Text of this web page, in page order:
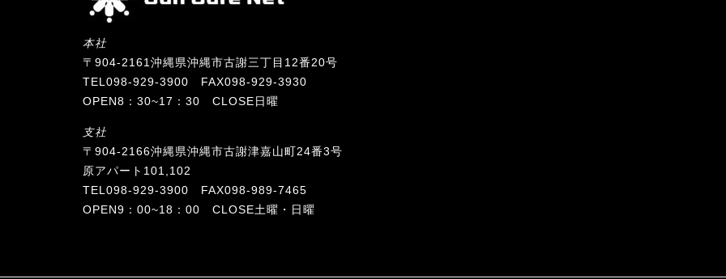
本社
〒904-2161沖縄県沖縄市古謝三丁目12番20号
TEL098-929-3900 FAX098-929-3930
OPEN8：30~17：30 CLOSE日曜
支社
〒904-2166沖縄県沖縄市古謝津嘉山町24番3号
原アパート101,102
TEL098-929-3900 FAX098-989-7465
OPEN9：00~18：00 CLOSE土曜・日曜